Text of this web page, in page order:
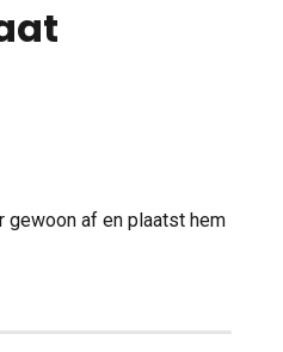
gewoon af en plaatst hem